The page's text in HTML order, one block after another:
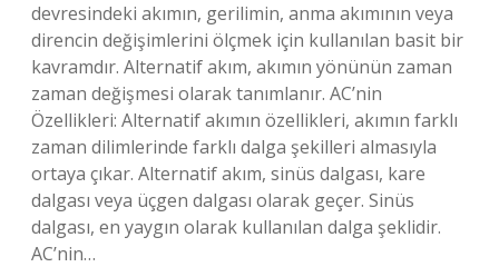
devresindeki akımın, gerilimin, anma akımının veya
direncin değişimlerini ölçmek için kullanılan basit bir
kavramdır. Alternatif akım, akımın yönünün zaman
zaman değişmesi olarak tanımlanır. AC’nin
Özellikleri: Alternatif akımın özellikleri, akımın farklı
zaman dilimlerinde farklı dalga şekilleri almasıyla
ortaya çıkar. Alternatif akım, sinüs dalgası, kare
dalgası veya üçgen dalgası olarak geçer. Sinüs
dalgası, en yaygın olarak kullanılan dalga şeklidir.
AC’nin…